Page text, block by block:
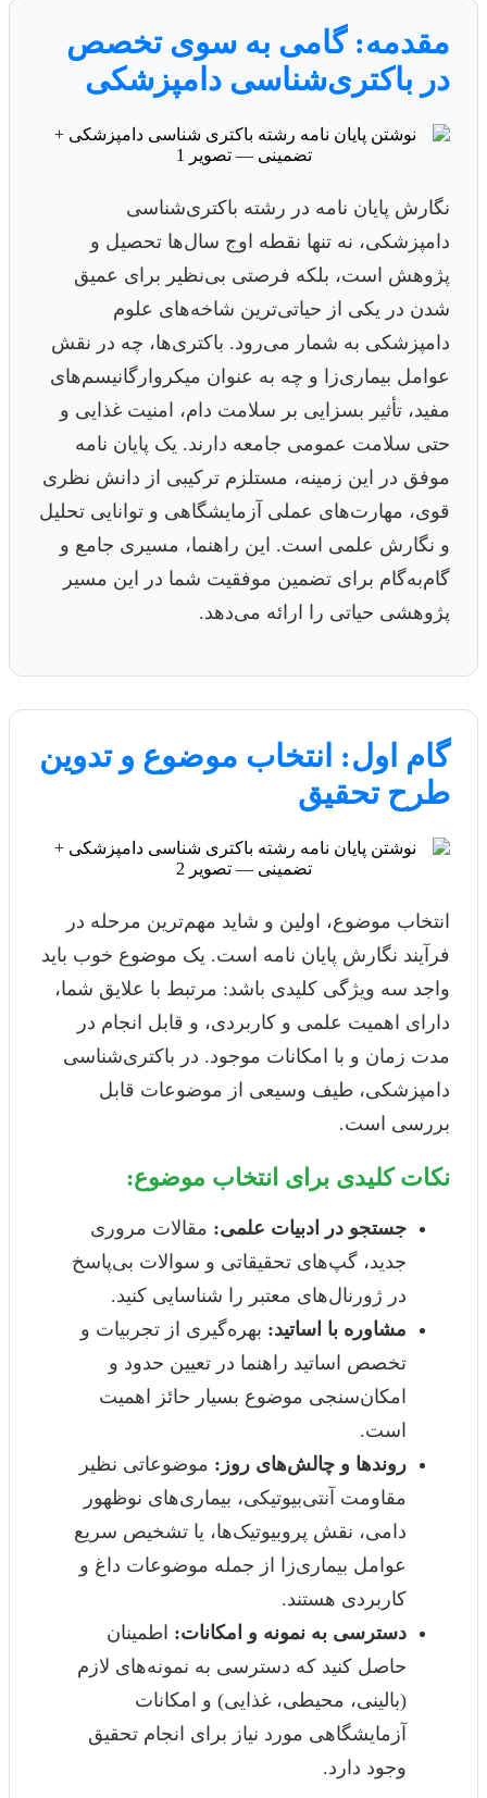
مقدمه: گامی به سوی تخصص
در باکتری‌شناسی دامپزشکی
نگارش پایان نامه در رشته باکتری‌شناسی
دامپزشکی، نه تنها نقطه اوج سال‌ها تحصیل و
پژوهش است، بلکه فرصتی بی‌نظیر برای عمیق
شدن در یکی از حیاتی‌ترین شاخه‌های علوم
دامپزشکی به شمار می‌رود. باکتری‌ها، چه در نقش
عوامل بیماری‌زا و چه به عنوان میکروارگانیسم‌های
مفید، تأثیر بسزایی بر سلامت دام، امنیت غذایی و
حتی سلامت عمومی جامعه دارند. یک پایان نامه
موفق در این زمینه، مستلزم ترکیبی از دانش نظری
قوی، مهارت‌های عملی آزمایشگاهی و توانایی تحلیل
و نگارش علمی است. این راهنما، مسیری جامع و
گام‌به‌گام برای تضمین موفقیت شما در این مسیر
پژوهشی حیاتی را ارائه می‌دهد.
گام اول: انتخاب موضوع و تدوین
طرح تحقیق
انتخاب موضوع، اولین و شاید مهم‌ترین مرحله در
فرآیند نگارش پایان نامه است. یک موضوع خوب باید
واجد سه ویژگی کلیدی باشد: مرتبط با علایق شما،
دارای اهمیت علمی و کاربردی، و قابل انجام در
مدت زمان و با امکانات موجود. در باکتری‌شناسی
دامپزشکی، طیف وسیعی از موضوعات قابل
بررسی است.
نکات کلیدی برای انتخاب موضوع:
جستجو در ادبیات علمی: مقالات مروری
جدید، گپ‌های تحقیقاتی و سوالات بی‌پاسخ
در ژورنال‌های معتبر را شناسایی کنید.
مشاوره با اساتید: بهره‌گیری از تجربیات و
تخصص اساتید راهنما در تعیین حدود و
امکان‌سنجی موضوع بسیار حائز اهمیت
است.
روندها و چالش‌های روز: موضوعاتی نظیر
مقاومت آنتی‌بیوتیکی، بیماری‌های نوظهور
دامی، نقش پروبیوتیک‌ها، یا تشخیص سریع
عوامل بیماری‌زا از جمله موضوعات داغ و
کاربردی هستند.
دسترسی به نمونه و امکانات: اطمینان
حاصل کنید که دسترسی به نمونه‌های لازم
(بالینی، محیطی، غذایی) و امکانات
آزمایشگاهی مورد نیاز برای انجام تحقیق
وجود دارد.